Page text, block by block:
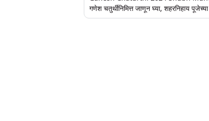
गणेश चतुर्थीनिमित्त जाणून घ्या, शहरनिहाय